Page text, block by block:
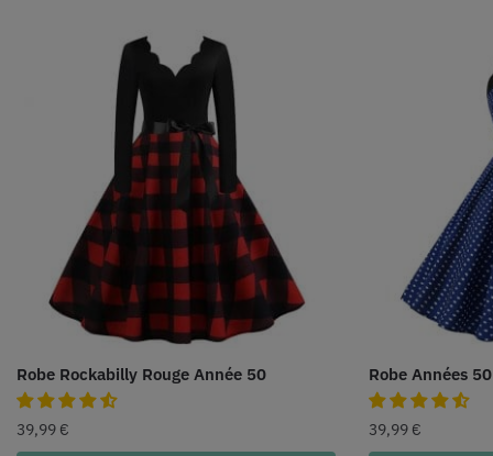
Robe Rockabilly Rouge Année 50
39,99 €
Robe Années
39,99 €